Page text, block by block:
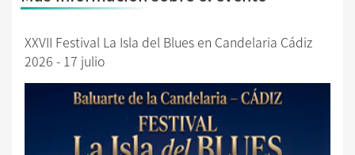
XXVII Festival La Isla del Blues en Candelaria Cádiz
2026 - 17 julio